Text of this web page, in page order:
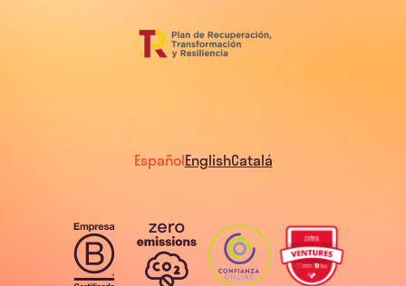
EspañolEnglishCatalá